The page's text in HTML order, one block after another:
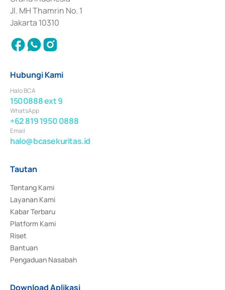
Jl. MH Thamrin No. 1
Jakarta 10310
Hubungi Kami
Halo BCA
1500888 ext 9
WhatsApp
+62 819 1950 0888
Email
halo@bcasekuritas.id
Tautan
Tentang Kami
Layanan Kami
Kabar Terbaru
Platform Kami
Riset
Bantuan
Pengaduan Nasabah
Download Aplikasi